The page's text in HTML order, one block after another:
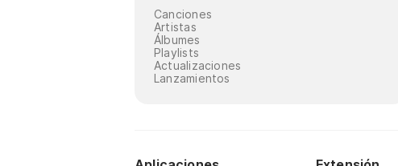
Canciones
Artistas
Álbumes
Playlists
Actualizaciones
Lanzamientos